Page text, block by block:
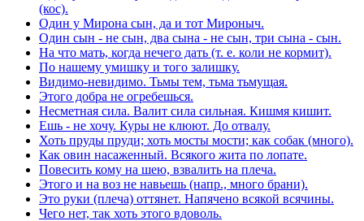
(кос).
Один у Мирона сын, да и тот Мироныч.
Один сын - не сын, два сына - не сын, три сына - сын.
На что мать, когда нечего дать (т. е. коли не кормит).
По нашему умишку и того залишку.
Видимо-невидимо. Тьмы тем, тьма тьмущая.
Этого добра не огребешься.
Несметная сила. Валит сила сильная. Кишмя кишит.
Ешь - не хочу. Куры не клюют. До отвалу.
Хоть пруды пруди; хоть мосты мости; как собак (много).
Как овин насаженный. Всякого жита по лопате.
Повесить кому на шею, взвалить на плеча.
Этого и на воз не навьешь (напр., много брани).
Это руки (плеча) оттянет. Напячено всякой всячины.
Чего нет, так хоть этого вдоволь.